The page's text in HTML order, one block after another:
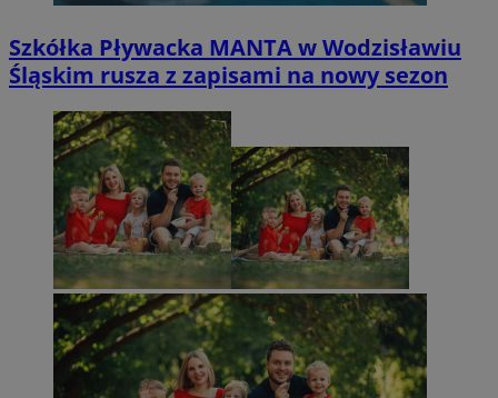
Szkółka Pływacka MANTA w Wodzisławiu
Śląskim rusza z zapisami na nowy sezon